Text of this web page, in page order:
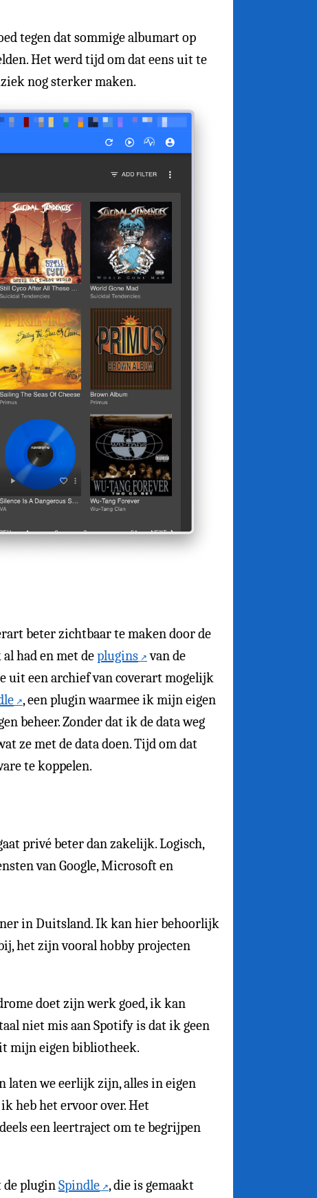
tegen dat sommige albumart op
Het werd tijd om dat eens uit te
nog sterker maken.
beter zichtbaar te maken door de
had en met deplugins
van de
uit een archief van coverart mogelijk
, een plugin waarmee ik mijn eigen
beheer. Zonder dat ik de data weg
ze met de data doen. Tijd om dat
te koppelen.
privé beter dan zakelijk. Logisch,
van Google, Microsoft en
in Duitsland. Ik kan hier behoorlijk
het zijn vooral hobby projecten
doet zijn werk goed, ik kan
niet mis aan Spotify is dat ik geen
mijn eigen bibliotheek.
laten we eerlijk zijn, alles in eigen
heb het ervoor over. Het
een leertraject om te begrijpen
de plugin Spindle
, die is gemaakt